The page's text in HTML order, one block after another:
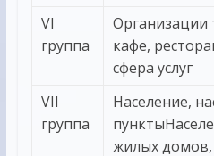
VI
группа
Организации
кафе,
сфера услуг
VII
группа
Население,
жилых домов,